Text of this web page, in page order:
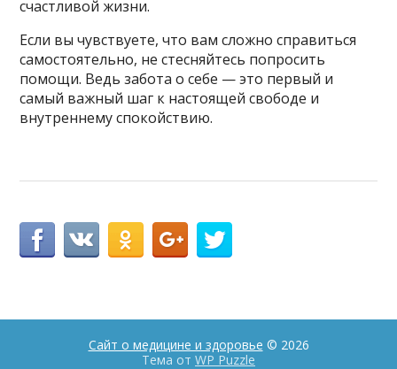
счастливой жизни.
Если вы чувствуете, что вам сложно справиться
самостоятельно, не стесняйтесь попросить
помощи. Ведь забота о себе — это первый и
самый важный шаг к настоящей свободе и
внутреннему спокойствию.
Сайт о медицине и здоровье © 2026
Тема от WP Puzzle